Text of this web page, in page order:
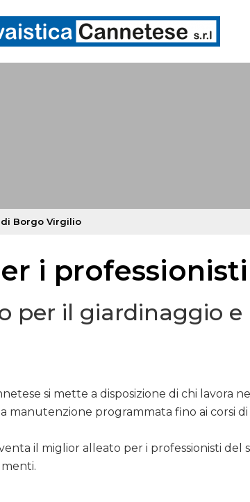
Borgo Virgilio
i
per il giardinaggio
si mette a disposizione di chi lavora
manutenzione programmata fino ai corsi
il miglior alleato per i professionisti